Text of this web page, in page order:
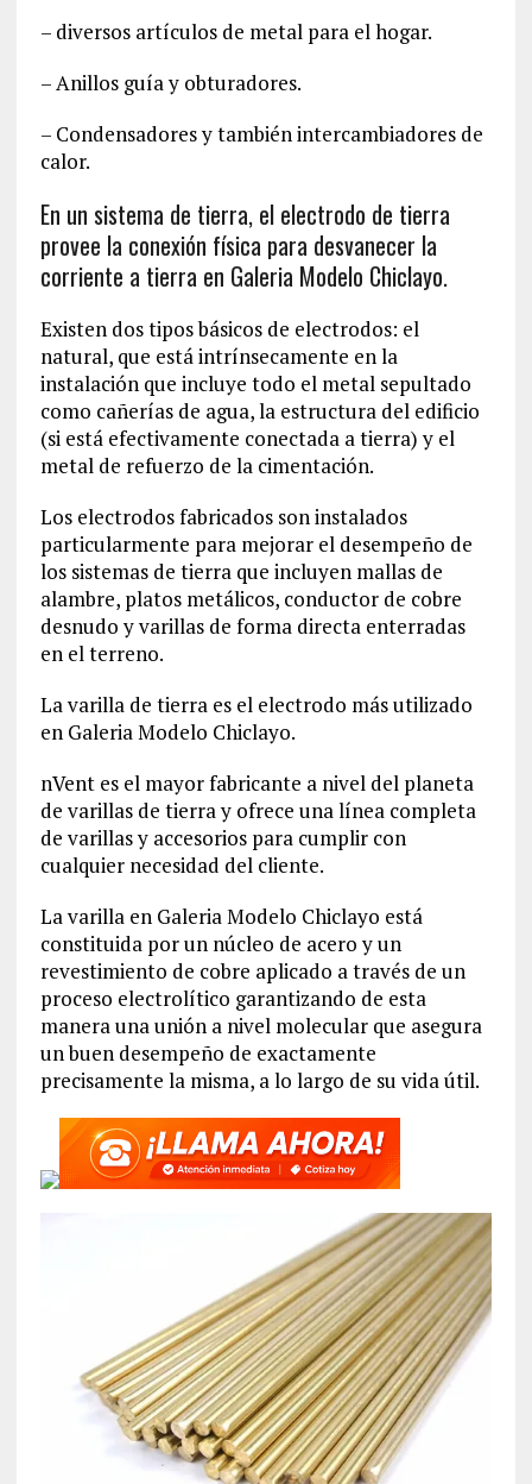
– diversos artículos de metal para el hogar.
– Anillos guía y obturadores.
– Condensadores y también intercambiadores de
calor.
En un sistema de tierra, el electrodo de tierra
provee la conexión física para desvanecer la
corriente a tierra en Galeria Modelo Chiclayo.
Existen dos tipos básicos de electrodos: el
natural, que está intrínsecamente en la
instalación que incluye todo el metal sepultado
como cañerías de agua, la estructura del edificio
(si está efectivamente conectada a tierra) y el
metal de refuerzo de la cimentación.
Los electrodos fabricados son instalados
particularmente para mejorar el desempeño de
los sistemas de tierra que incluyen mallas de
alambre, platos metálicos, conductor de cobre
desnudo y varillas de forma directa enterradas
en el terreno.
La varilla de tierra es el electrodo más utilizado
en Galeria Modelo Chiclayo.
nVent es el mayor fabricante a nivel del planeta
de varillas de tierra y ofrece una línea completa
de varillas y accesorios para cumplir con
cualquier necesidad del cliente.
La varilla en Galeria Modelo Chiclayo está
constituida por un núcleo de acero y un
revestimiento de cobre aplicado a través de un
proceso electrolítico garantizando de esta
manera una unión a nivel molecular que asegura
un buen desempeño de exactamente
precisamente la misma, a lo largo de su vida útil.